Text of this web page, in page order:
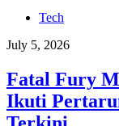
Tech
July 5, 2026
Fatal Fury
Ikuti